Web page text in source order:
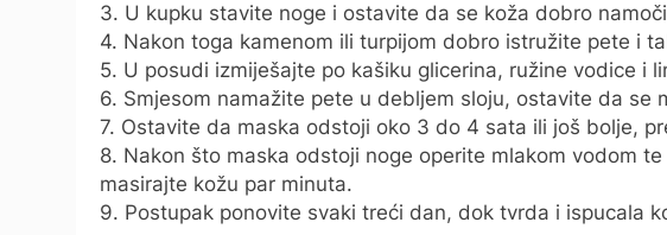
3. U kupku stavite noge i ostavite da se koža dobro
4. Nakon toga kamenom ili turpijom dobro istružite pete i
5. U posudi izmiješajte po kašiku glicerina, ružine vodice i
6. Smjesom namažite pete u debljem sloju, ostavite da se
7. Ostavite da maska odstoji oko 3 do 4 sata ili još bolje,
8. Nakon što maska odstoji noge operite mlakom vodom
masirajte kožu par minuta.
9. Postupak ponovite svaki treći dan, dok tvrda i ispucala